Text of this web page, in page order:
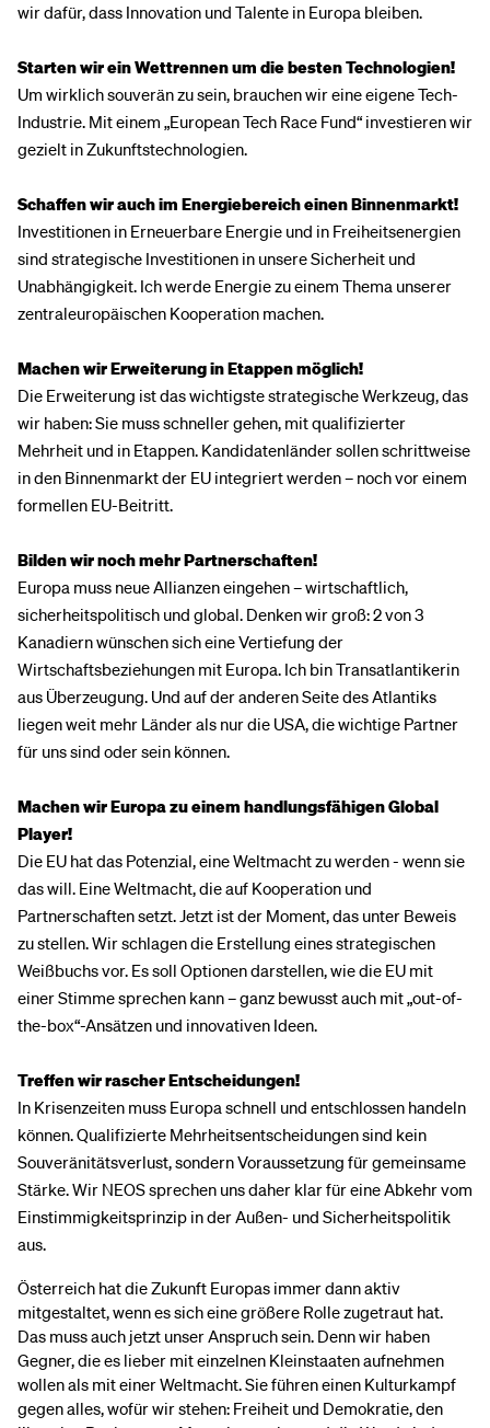
wir dafür, dass Innovation und Talente in Europa bleiben.
Starten wir ein Wettrennen um die besten Technologien!
Um wirklich souverän zu sein, brauchen wir eine eigene Tech-
Industrie. Mit einem „European Tech Race Fund“ investieren wir
gezielt in Zukunftstechnologien.
Schaffen wir auch im Energiebereich einen Binnenmarkt!
Investitionen in Erneuerbare Energie und in Freiheitsenergien
sind strategische Investitionen in unsere Sicherheit und
Unabhängigkeit. Ich werde Energie zu einem Thema unserer
zentraleuropäischen Kooperation machen.
Machen wir Erweiterung in Etappen möglich!
Die Erweiterung ist das wichtigste strategische Werkzeug, das
wir haben: Sie muss schneller gehen, mit qualifizierter
Mehrheit und in Etappen. Kandidatenländer sollen schrittweise
in den Binnenmarkt der EU integriert werden – noch vor einem
formellen EU-Beitritt.
Bilden wir noch mehr Partnerschaften!
Europa muss neue Allianzen eingehen – wirtschaftlich,
sicherheitspolitisch und global. Denken wir groß: 2 von 3
Kanadiern wünschen sich eine Vertiefung der
Wirtschaftsbeziehungen mit Europa. Ich bin Transatlantikerin
aus Überzeugung. Und auf der anderen Seite des Atlantiks
liegen weit mehr Länder als nur die USA, die wichtige Partner
für uns sind oder sein können.
Machen wir Europa zu einem handlungsfähigen Global
Player!
Die EU hat das Potenzial, eine Weltmacht zu werden - wenn sie
das will. Eine Weltmacht, die auf Kooperation und
Partnerschaften setzt. Jetzt ist der Moment, das unter Beweis
zu stellen. Wir schlagen die Erstellung eines strategischen
Weißbuchs vor. Es soll Optionen darstellen, wie die EU mit
einer Stimme sprechen kann – ganz bewusst auch mit „out-of-
the-box“-Ansätzen und innovativen Ideen.
Treffen wir rascher Entscheidungen!
In Krisenzeiten muss Europa schnell und entschlossen handeln
können. Qualifizierte Mehrheitsentscheidungen sind kein
Souveränitätsverlust, sondern Voraussetzung für gemeinsame
Stärke. Wir NEOS sprechen uns daher klar für eine Abkehr vom
Einstimmigkeitsprinzip in der Außen- und Sicherheitspolitik
aus.
Österreich hat die Zukunft Europas immer dann aktiv
mitgestaltet, wenn es sich eine größere Rolle zugetraut hat.
Das muss auch jetzt unser Anspruch sein. Denn wir haben
Gegner, die es lieber mit einzelnen Kleinstaaten aufnehmen
wollen als mit einer Weltmacht. Sie führen einen Kulturkampf
gegen alles, wofür wir stehen: Freiheit und Demokratie, den